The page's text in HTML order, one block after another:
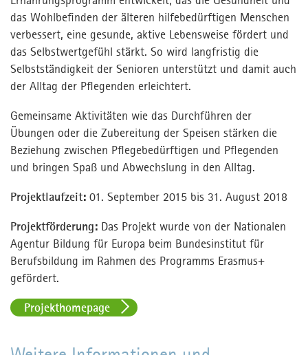
das Wohlbefinden der älteren hilfebedürftigen Menschen
verbessert, eine gesunde, aktive Lebensweise fördert und
das Selbstwertgefühl stärkt. So wird langfristig die
Selbstständigkeit der Senioren unterstützt und damit auch
der Alltag der Pflegenden erleichtert.
Gemeinsame Aktivitäten wie das Durchführen der
Übungen oder die Zubereitung der Speisen stärken die
Beziehung zwischen Pflegebedürftigen und Pflegenden
und bringen Spaß und Abwechslung in den Alltag.
Projektlaufzeit: 01. September 2015 bis 31. August 2018
Projektförderung: Das Projekt wurde von der Nationalen
Agentur Bildung für Europa beim Bundesinstitut für
Berufsbildung im Rahmen des Programms Erasmus+
gefördert.
Projekthomepage